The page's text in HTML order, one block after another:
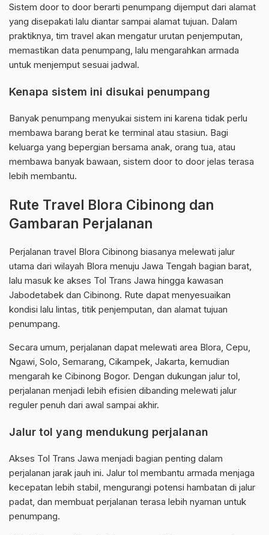
Sistem door to door berarti penumpang dijemput dari alamat
yang disepakati lalu diantar sampai alamat tujuan. Dalam
praktiknya, tim travel akan mengatur urutan penjemputan,
memastikan data penumpang, lalu mengarahkan armada
untuk menjemput sesuai jadwal.
Kenapa sistem ini disukai penumpang
Banyak penumpang menyukai sistem ini karena tidak perlu
membawa barang berat ke terminal atau stasiun. Bagi
keluarga yang bepergian bersama anak, orang tua, atau
membawa banyak bawaan, sistem door to door jelas terasa
lebih membantu.
Rute Travel Blora Cibinong dan
Gambaran Perjalanan
Perjalanan travel Blora Cibinong biasanya melewati jalur
utama dari wilayah Blora menuju Jawa Tengah bagian barat,
lalu masuk ke akses Tol Trans Jawa hingga kawasan
Jabodetabek dan Cibinong. Rute dapat menyesuaikan
kondisi lalu lintas, titik penjemputan, dan alamat tujuan
penumpang.
Secara umum, perjalanan dapat melewati area Blora, Cepu,
Ngawi, Solo, Semarang, Cikampek, Jakarta, kemudian
mengarah ke Cibinong Bogor. Dengan dukungan jalur tol,
perjalanan menjadi lebih efisien dibanding melewati jalur
reguler penuh dari awal sampai akhir.
Jalur tol yang mendukung perjalanan
Akses Tol Trans Jawa menjadi bagian penting dalam
perjalanan jarak jauh ini. Jalur tol membantu armada menjaga
kecepatan lebih stabil, mengurangi potensi hambatan di jalur
padat, dan membuat perjalanan terasa lebih nyaman untuk
penumpang.